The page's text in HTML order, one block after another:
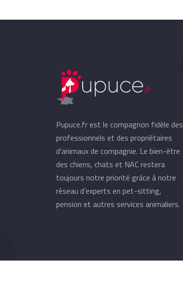
Pupuce.fr est le compagnon fidèle des
professionnels et des propriétaires
d’animaux de compagnie. Le bien-être
des chiens, chats et NAC restera
toujours notre priorité grâce à notre
réseau d’experts en pet-sitting,
pension et autres services animaliers.